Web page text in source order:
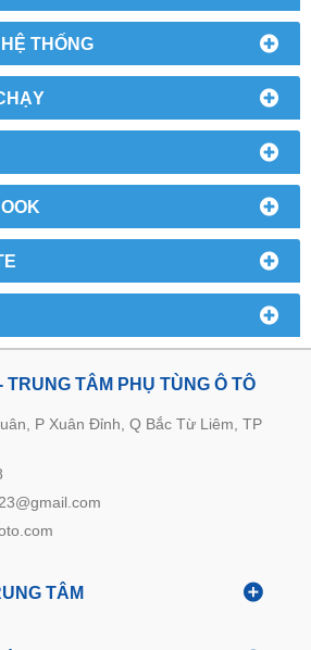
THỐNG
TRUNG TÂM PHỤ TÙNG Ô TÔ
P Xuân Đỉnh, Q Bắc Từ Liêm, TP
TÂM